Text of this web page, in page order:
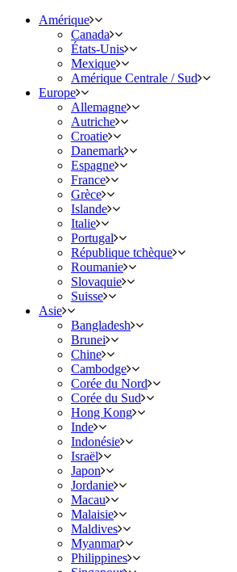
Amérique
Canada
États-Unis
Mexique
Amérique Centrale / Sud
Europe
Allemagne
Autriche
Croatie
Danemark
Espagne
France
Grèce
Islande
Italie
Portugal
République tchèque
Roumanie
Slovaquie
Suisse
Asie
Bangladesh
Brunei
Chine
Cambodge
Corée du Nord
Corée du Sud
Hong Kong
Inde
Indonésie
Israël
Japon
Jordanie
Macau
Malaisie
Maldives
Myanmar
Philippines